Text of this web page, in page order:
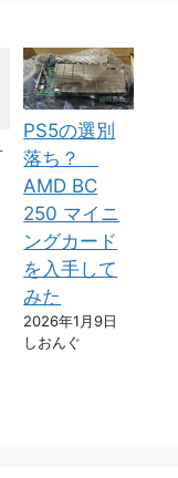
PS5の選別
落ち？
AMD BC
250 マイニ
ングカード
を入手して
みた
2026年1月9日
しおんぐ